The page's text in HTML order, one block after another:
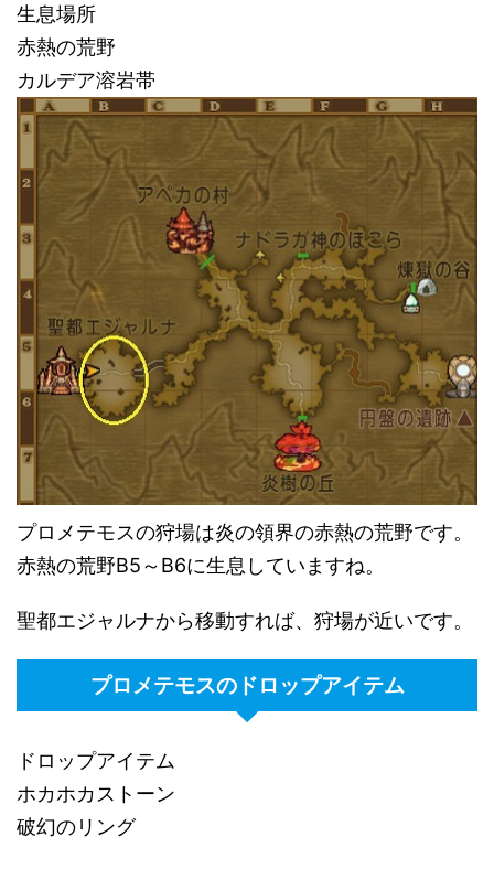
生息場所
赤熱の荒野
カルデア溶岩帯
プロメテモスの狩場は炎の領界の赤熱の荒野です。
赤熱の荒野B5～B6に生息していますね。
聖都エジャルナから移動すれば、狩場が近いです。
プロメテモスのドロップアイテム
ドロップアイテム
ホカホカストーン
破幻のリング